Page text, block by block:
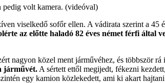
pedig volt kamera. (videóval)
viselkedő sofőr ellen. A vádirata szerint a 45
az előtte haladó 82 éves német férfi által
nagyon közel ment járművéhez, és többször
járművét. A sértett ettől megijedt, fékezni
egy kamion közlekedett, ami ki akart